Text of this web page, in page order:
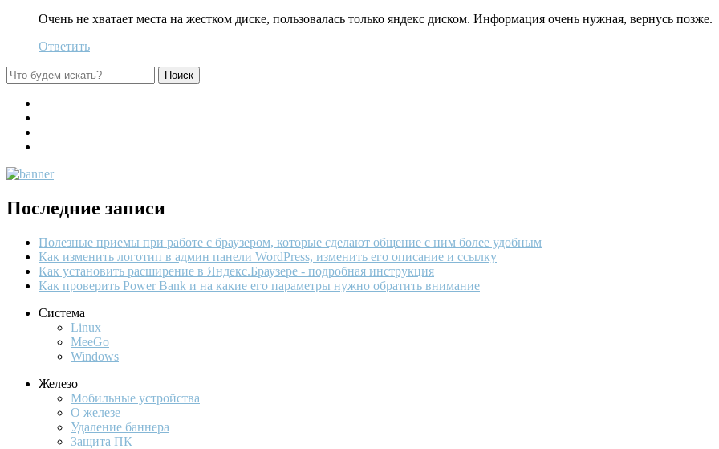
Очень не хватает места на жестком диске, пользовалась только яндекс диском. Информация очень нужная, вернусь позже.
Ответить
Последние записи
Полезные приемы при работе с браузером, которые сделают общение с ним более удобным
Как изменить логотип в админ панели WordPress, изменить его описание и ссылку
Как установить расширение в Яндекс.Браузере - подробная инструкция
Как проверить Power Bank и на какие его параметры нужно обратить внимание
Система
Linux
MeeGo
Windows
Железо
Мобильные устройства
О железе
Удаление баннера
Защита ПК